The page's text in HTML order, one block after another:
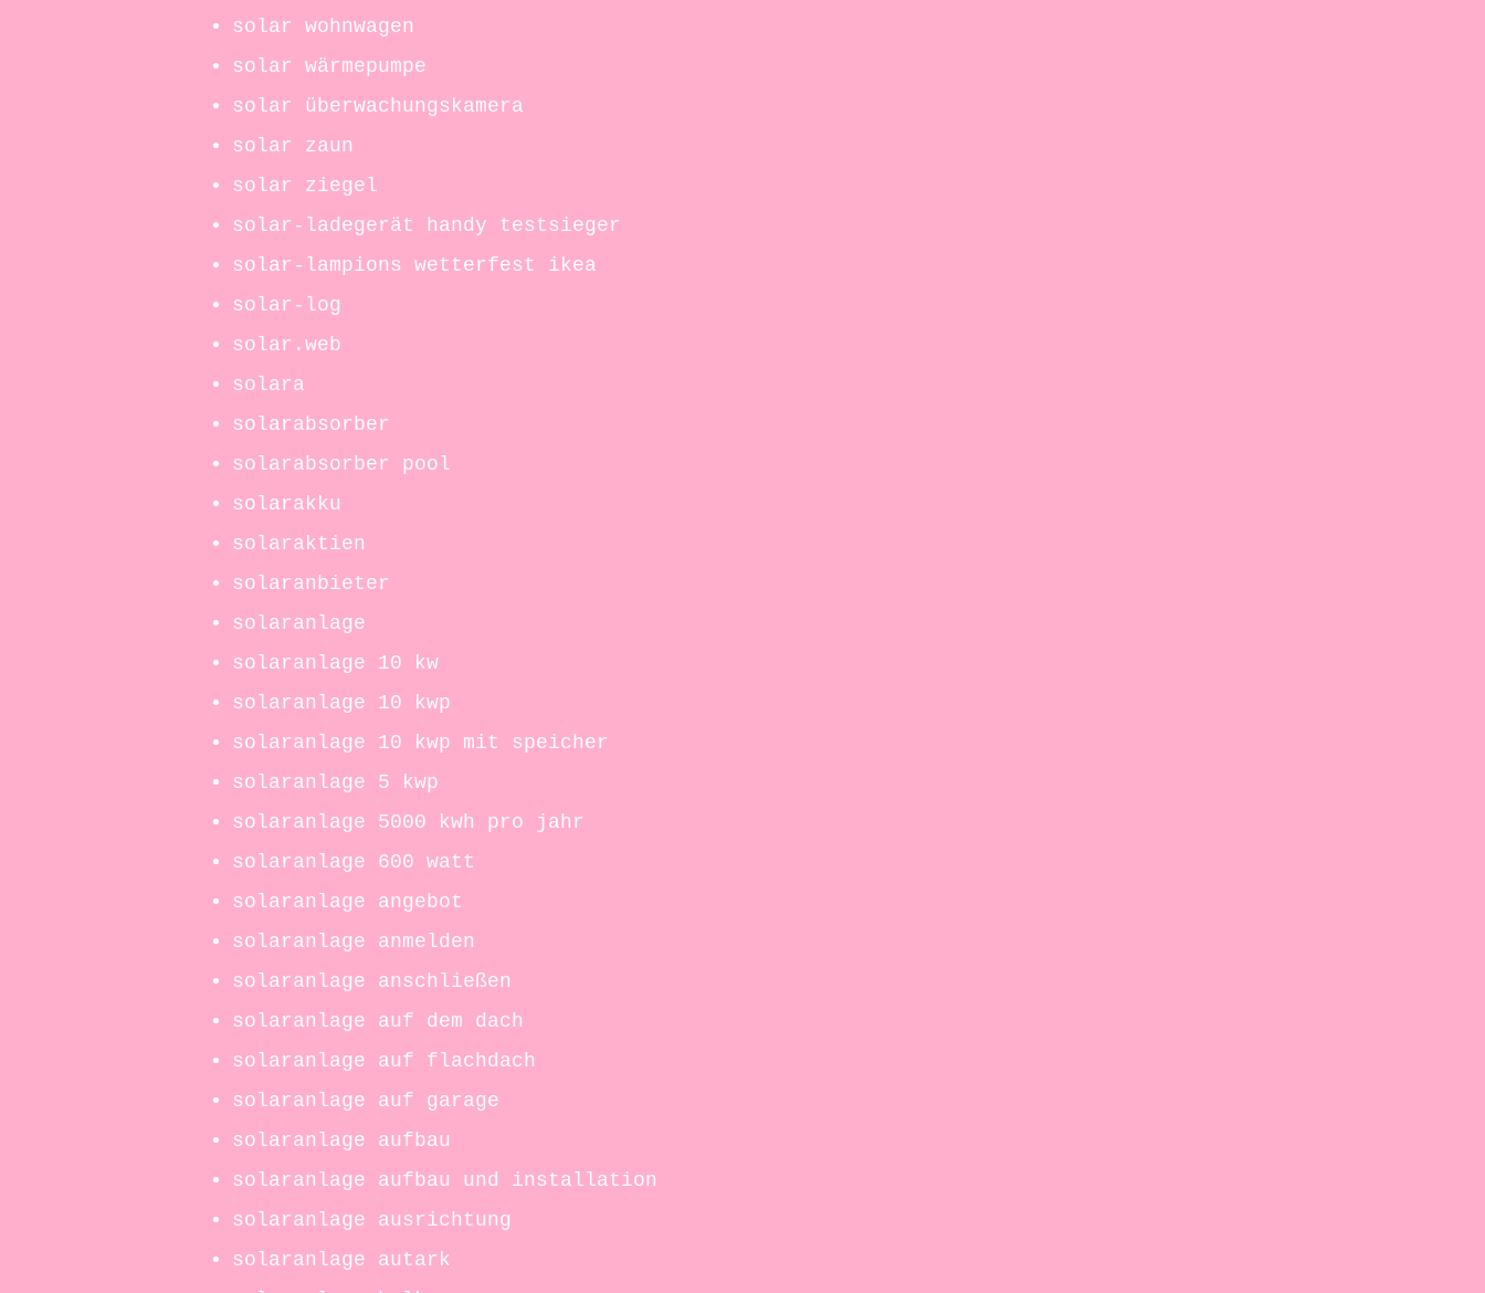
solar wohnwagen
solar wärmepumpe
solar überwachungskamera
solar zaun
solar ziegel
solar-ladegerät handy testsieger
solar-lampions wetterfest ikea
solar-log
solar.web
solara
solarabsorber
solarabsorber pool
solarakku
solaraktien
solaranbieter
solaranlage
solaranlage 10 kw
solaranlage 10 kwp
solaranlage 10 kwp mit speicher
solaranlage 5 kwp
solaranlage 5000 kwh pro jahr
solaranlage 600 watt
solaranlage angebot
solaranlage anmelden
solaranlage anschließen
solaranlage auf dem dach
solaranlage auf flachdach
solaranlage auf garage
solaranlage aufbau
solaranlage aufbau und installation
solaranlage ausrichtung
solaranlage autark